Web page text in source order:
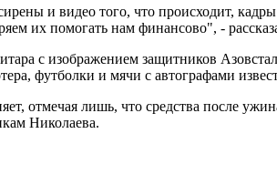
и видео того, что происходит,
их помогать нам финансово", -
с изображением защитников
футболки и мячи с автографами
отмечая лишь, что средства после
Николаева.